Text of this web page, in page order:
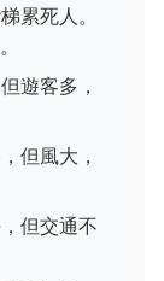
累死人。
遊客多，
但風大，
但交通不